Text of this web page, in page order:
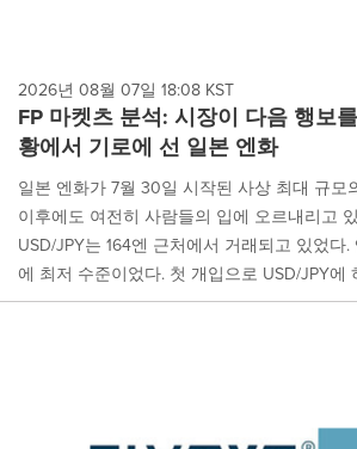
each
option
is
selected.
2026년 08월 07일 18:08 KST
FP 마켓츠 분석: 시장이 다음 행보
황에서 기로에 선 일본 엔화
일본 엔화가 7월 30일 시작된 사상 최대 규모
이후에도 여전히 사람들의 입에 오르내리고
USD/JPY는 164엔 근처에서 거래되고 있었다
에 최저 수준이었다. 첫 개입으로 USD/JPY에